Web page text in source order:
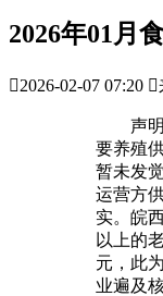
2026年01月
2026-02-07 07:20 
声明
要养殖
暂未发
运营方
实。皖
以上的
元，此
业遍及